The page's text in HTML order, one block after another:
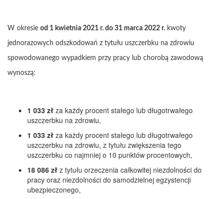
W okresie od 1 kwietnia 2021 r. do 31 marca 2022 r. kwoty
jednorazowych odszkodowań z tytułu uszczerbku na zdrowiu
spowodowanego wypadkiem przy pracy lub chorobą zawodową
wynoszą:
1 033 zł za każdy procent stałego lub długotrwałego
uszczerbku na zdrowiu,
1 033 zł za każdy procent stałego lub długotrwałego
uszczerbku na zdrowiu, z tytułu zwiększenia tego
uszczerbku co najmniej o 10 punktów procentowych,
18 086 zł z tytułu orzeczenia całkowitej niezdolności do
pracy oraz niezdolności do samodzielnej egzystencji
ubezpieczonego,